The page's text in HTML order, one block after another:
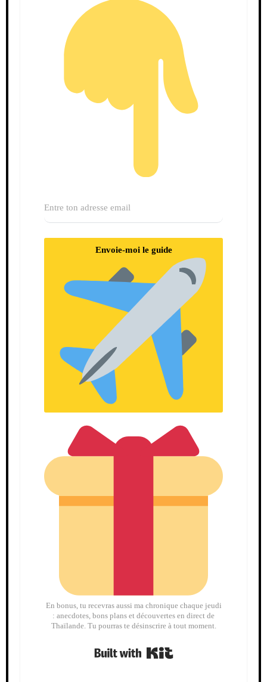
Envoie-moi le guide
En bonus, tu recevras aussi ma chronique chaque jeudi
: anecdotes, bons plans et découvertes en direct de
Thaïlande. Tu pourras te désinscrire à tout moment.